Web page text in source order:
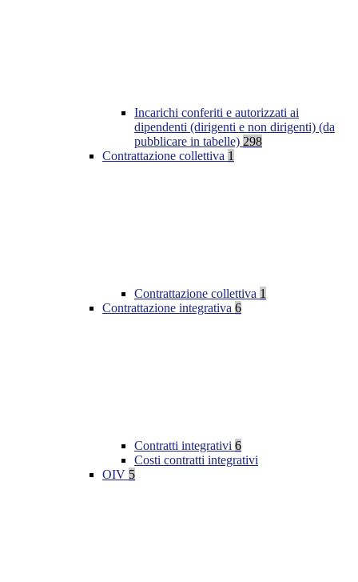
Incarichi conferiti e autorizzati ai
dipendenti (dirigenti e non dirigenti) (da
pubblicare in tabelle) 298
Contrattazione collettiva 1
Contrattazione collettiva 1
Contrattazione integrativa 6
Contratti integrativi 6
Costi contratti integrativi
OIV 5